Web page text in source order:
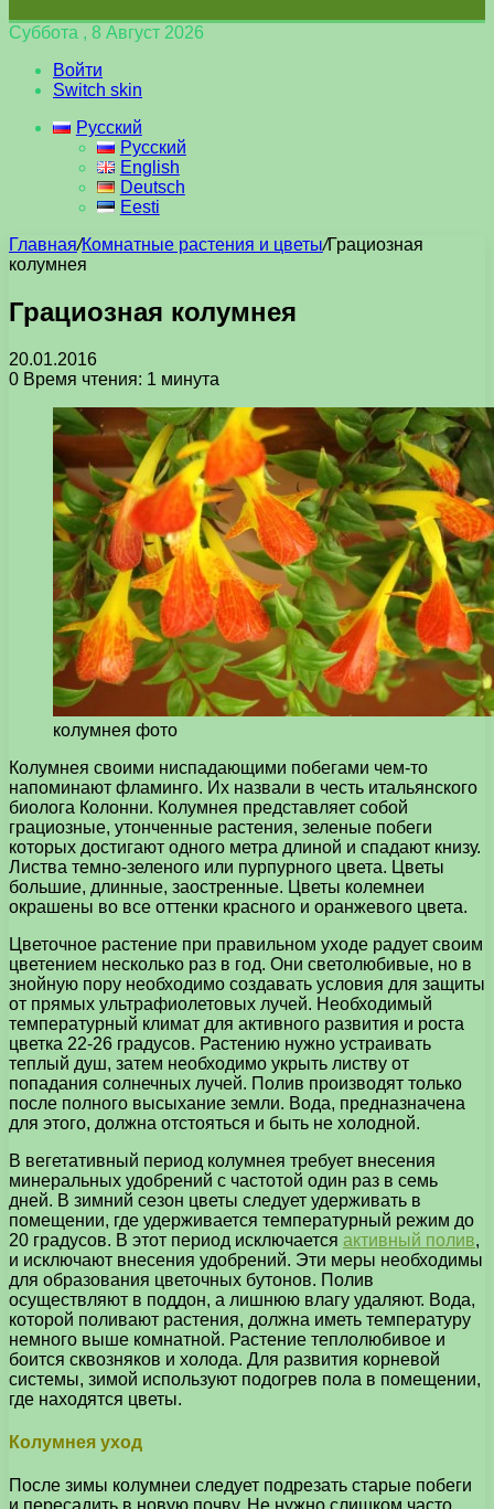
Суббота , 8 Август 2026
Войти
Switch skin
Русский
Русский
English
Deutsch
Eesti
Главная/Комнатные растения и цветы/Грациозная
колумнея
Грациозная колумнея
20.01.2016
0 Время чтения: 1 минута
колумнея фото
Колумнея своими ниспадающими побегами чем-то
напоминают фламинго. Их назвали в честь итальянского
биолога Колонни. Колумнея представляет собой
грациозные, утонченные растения, зеленые побеги
которых достигают одного метра длиной и спадают книзу.
Листва темно-зеленого или пурпурного цвета. Цветы
большие, длинные, заостренные. Цветы колемнеи
окрашены во все оттенки красного и оранжевого цвета.
Цветочное растение при правильном уходе радует своим
цветением несколько раз в год. Они светолюбивые, но в
знойную пору необходимо создавать условия для защиты
от прямых ультрафиолетовых лучей. Необходимый
температурный климат для активного развития и роста
цветка 22-26 градусов. Растению нужно устраивать
теплый душ, затем необходимо укрыть листву от
попадания солнечных лучей. Полив производят только
после полного высыхание земли. Вода, предназначена
для этого, должна отстояться и быть не холодной.
В вегетативный период колумнея требует внесения
минеральных удобрений с частотой один раз в семь
дней. В зимний сезон цветы следует удерживать в
помещении, где удерживается температурный режим до
20 градусов. В этот период исключается активный полив,
и исключают внесения удобрений. Эти меры необходимы
для образования цветочных бутонов. Полив
осуществляют в поддон, а лишнюю влагу удаляют. Вода,
которой поливают растения, должна иметь температуру
немного выше комнатной. Растение теплолюбивое и
боится сквозняков и холода. Для развития корневой
системы, зимой используют подогрев пола в помещении,
где находятся цветы.
Колумнея уход
После зимы колумнеи следует подрезать старые побеги